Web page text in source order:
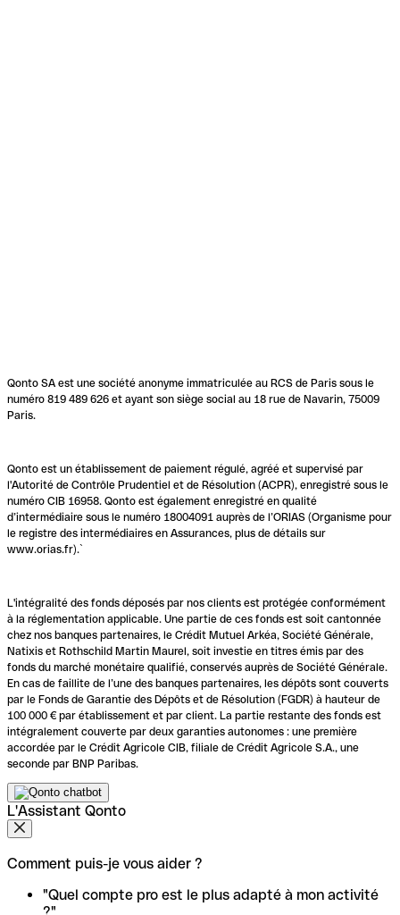
Qonto SA est une société anonyme immatriculée au RCS de Paris sous le
numéro 819 489 626 et ayant son siège social au 18 rue de Navarin, 75009
Paris.
Qonto est un établissement de paiement régulé, agréé et supervisé par
l'Autorité de Contrôle Prudentiel et de Résolution (ACPR), enregistré sous le
numéro CIB 16958. Qonto est également enregistré en qualité
d’intermédiaire sous le numéro 18004091 auprès de l’ORIAS (Organisme pour
le registre des intermédiaires en Assurances, plus de détails sur
www.orias.fr).`
L'intégralité des fonds déposés par nos clients est protégée conformément
à la réglementation applicable. Une partie de ces fonds est soit cantonnée
chez nos banques partenaires, le Crédit Mutuel Arkéa, Société Générale,
Natixis et Rothschild Martin Maurel, soit investie en titres émis par des
fonds du marché monétaire qualifié, conservés auprès de Société Générale.
En cas de faillite de l’une des banques partenaires, les dépôts sont couverts
par le Fonds de Garantie des Dépôts et de Résolution (FGDR) à hauteur de
100 000 € par établissement et par client. La partie restante des fonds est
intégralement couverte par deux garanties autonomes : une première
accordée par le Crédit Agricole CIB, filiale de Crédit Agricole S.A., une
seconde par BNP Paribas.
L'Assistant Qonto
Comment puis-je vous aider ?
"Quel compte pro est le plus adapté à mon activité